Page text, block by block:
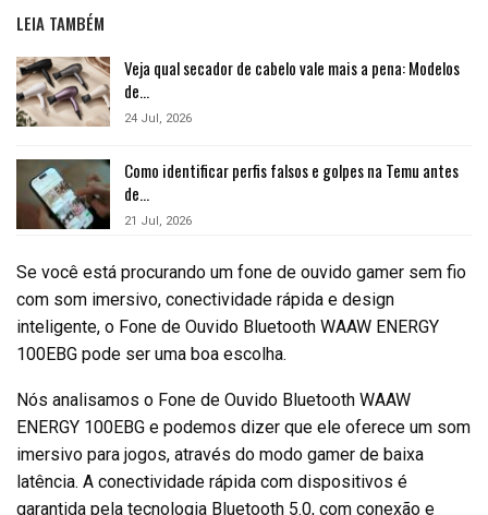
LEIA TAMBÉM
Veja qual secador de cabelo vale mais a pena: Modelos
de…
24 Jul, 2026
Como identificar perfis falsos e golpes na Temu antes
de…
21 Jul, 2026
Se você está procurando um fone de ouvido gamer sem fio
com som imersivo, conectividade rápida e design
inteligente, o Fone de Ouvido Bluetooth WAAW ENERGY
100EBG pode ser uma boa escolha.
Nós analisamos o Fone de Ouvido Bluetooth WAAW
ENERGY 100EBG e podemos dizer que ele oferece um som
imersivo para jogos, através do modo gamer de baixa
latência. A conectividade rápida com dispositivos é
garantida pela tecnologia Bluetooth 5.0, com conexão e